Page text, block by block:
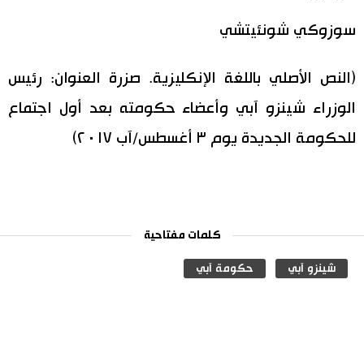
سوزوكي شونئيتشي
(النص الأصلي باللغة الإنكليزية. صزرة العنوان: رئيس
الوزراء شينزو آبي وأعضاء حكومته بعد أول اجتماع
للحكومة الجديدة يوم ٣ أغسطس/آب ٢٠١٧)
كلمات مفتاحية
شينزو آبي حكومة آبي